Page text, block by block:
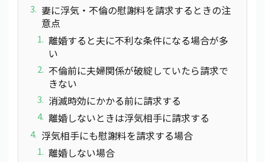
妻に浮気・不倫の慰謝料を請求するときの注
意点
離婚すると夫に不利な条件になる場合が多
い
不倫前に夫婦関係が破綻していたら請求で
きない
消滅時効にかかる前に請求する
離婚しないときは浮気相手に請求する
浮気相手にも慰謝料を請求する場合
離婚しない場合